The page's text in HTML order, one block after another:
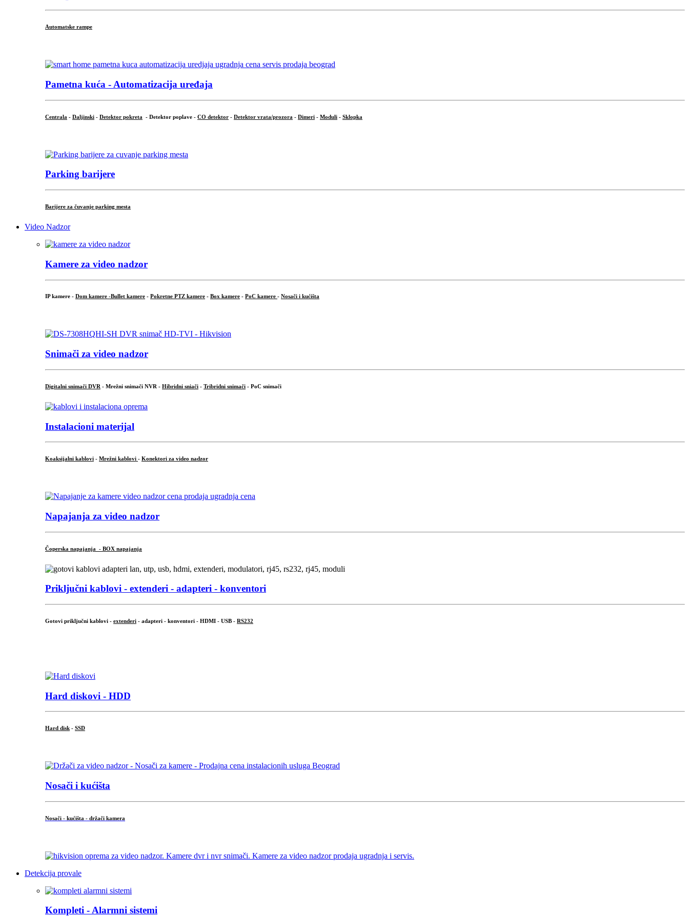
Automatske rampe
Pametna kuća - Automatizacija uređaja
Centrala - Daljinski - Detektor pokreta - Detektor poplave - CO detektor - Detektor vrata/prozora - Dimeri - Moduli - Sklopka
Parking barijere
Barijere za čuvanje parking mesta
Video Nadzor
Kamere za video nadzor
IP kamere - Dom kamere -Bullet kamere - Pokretne PTZ kamere - Box kamere - PoC kamere - Nosači i kućišta
Snimači za video nadzor
Digitalni snimači DVR - Mrežni snimači NVR - Hibridni sniači - Tribridni snimači - PoC snimači
Instalacioni materijal
Koaksijalni kablovi - Mrežni kablovi - Konektori za video nadzor
Napajanja za video nadzor
Čoperska napajanja - BOX napajanja
Priključni kablovi - extenderi - adapteri - konventori
Gotovi priključni kablovi - extenderi - adapteri - konventori - HDMI - USB - RS232
Hard diskovi - HDD
Hard disk - SSD
Nosači i kućišta
Nosači - kućišta - držači kamera
Detekcija provale
Kompleti - Alarmni sistemi